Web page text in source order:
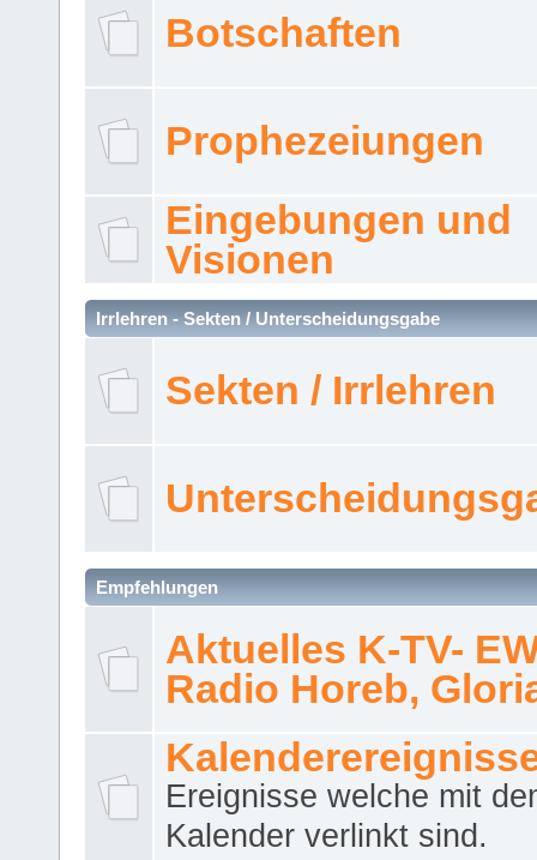
Botschaften
Prophezeiungen
Eingebungen und
Visionen
Irrlehren - Sekten / Unterscheidungsgabe
Sekten / Irrlehren
Empfehlungen
Aktuelles K-TV-
Radio Horeb,
Ereignisse welche mit
Kalender verlinkt sind.